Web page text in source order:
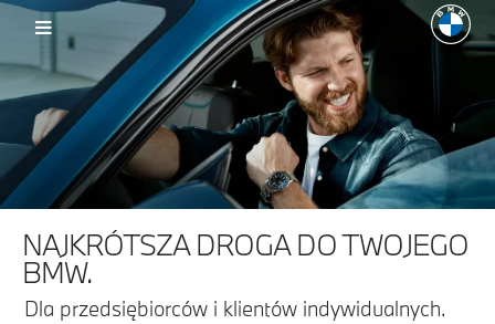
NAJKRÓTSZA DROGA DO TWOJEGO
BMW.
Dla przedsiębiorców i klientów indywidualnych.